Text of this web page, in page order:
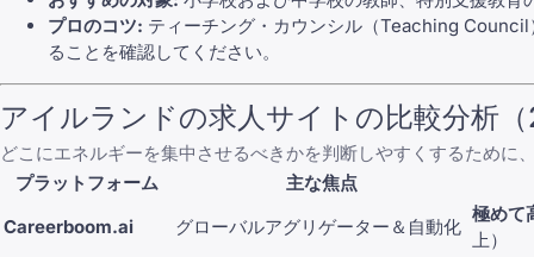
プロのコツ: ティーチング・カウンシル（Teaching
ることを確認してください。
アイルランドの求人サイトの比較分析
どこにエネルギーを集中させるべきかを判断しやすくするため
プラットフォーム
主な焦点
Careerboom.ai
グローバルアグリゲーター＆自動化
極めて
上）